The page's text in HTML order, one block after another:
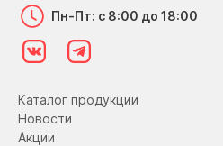
Каталог продукции
Новости
Акции
Пн-Пт: с 8:00 до 18:00